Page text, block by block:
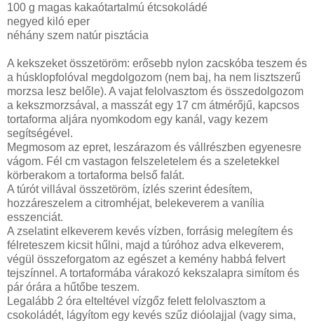
100 g magas kakaótartalmú étcsokoládé
negyed kiló eper
néhány szem natúr pisztácia
A kekszeket összetöröm: erősebb nylon zacskóba teszem és
a húsklopfolóval megdolgozom (nem baj, ha nem lisztszerű
morzsa lesz belőle). A vajat felolvasztom és összedolgozom
a kekszmorzsával, a masszát egy 17 cm átmérőjű, kapcsos
tortaforma aljára nyomkodom egy kanál, vagy kezem
segítségével.
Megmosom az epret, leszárazom és vállrészben egyenesre
vágom. Fél cm vastagon felszeletelem és a szeletekkel
körberakom a tortaforma belső falát.
A túrót villával összetöröm, ízlés szerint édesítem,
hozzáreszelem a citromhéjat, belekeverem a vanília
esszenciát.
A zselatint elkeverem kevés vízben, forrásig melegítem és
félreteszem kicsit hűlni, majd a túróhoz adva elkeverem,
végül összeforgatom az egészet a kemény habbá felvert
tejszínnel. A tortaformába várakozó kekszalapra simítom és
pár órára a hűtőbe teszem.
Legalább 2 óra elteltével vízgőz felett felolvasztom a
csokoládét, lágyítom egy kevés szűz dióolajjal (vagy sima,